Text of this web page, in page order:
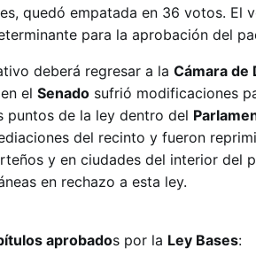
quedó empatada en 36 votos. El
para la aprobación del
deberá regresar a la Cámara de
el Senado sufrió modificaciones
puntos de la ley dentro del
del recinto y fueron
y en ciudades del interior del
en rechazo a esta ley.
aprobados por la Ley Bases: